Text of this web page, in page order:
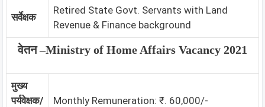
सर्वेक्षक
Retired State Govt. Servants with Land
Revenue & Finance background
वेतन –Ministry of Home Affairs Vacancy 2021
मुख्य
पर्यवेक्षक/
Monthly Remuneration: ₹. 60,000/-